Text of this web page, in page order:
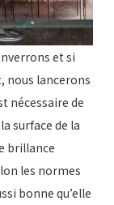
et si
nous lancerons
nécessaire de
surface de la
brillance
les normes
bonne qu’elle